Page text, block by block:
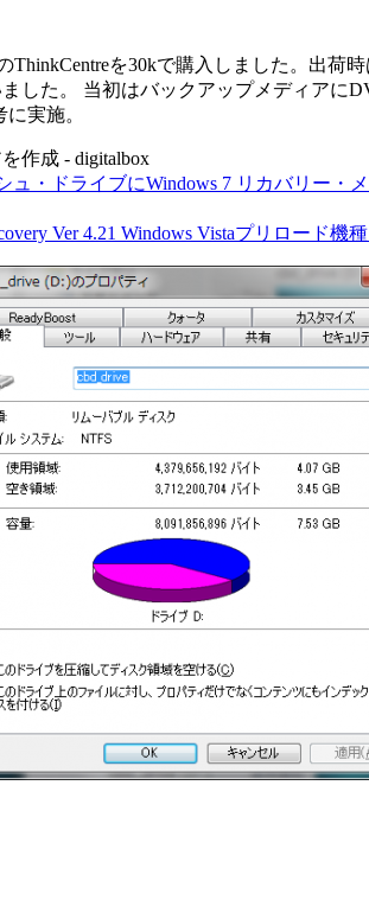
ThinkCentreを30kで購入しました。出荷
した。 当初はバックアップメディアに
実施。
作成 - digitalbox
・ドライブにWindows 7 リカバリー・
Ver 4.21 Windows Vistaプリロード機種